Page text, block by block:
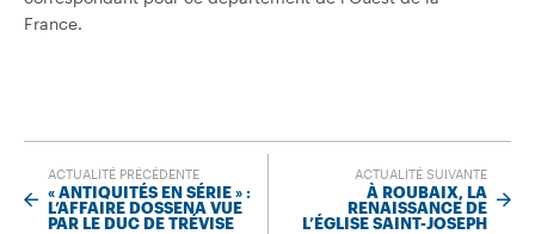
France.
ACTUALITÉ PRÉCÉDENTE
« ANTIQUITÉS EN SÉRIE » :
L’AFFAIRE DOSSENA VUE
PAR LE DUC DE TRÉVISE
ACTUALITÉ SUIVANTE
À ROUBAIX, LA
RENAISSANCE DE
L’ÉGLISE SAINT-JOSEPH